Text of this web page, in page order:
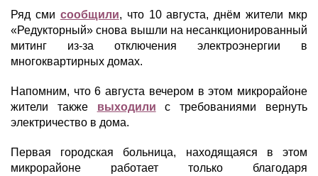
Ряд сми сообщили, что 10 августа, днём жители мкр
«Редукторный» снова вышли на несанкционированный
митинг из-за отключения электроэнергии в
многоквартирных домах.
Напомним, что 6 августа вечером в этом микрорайоне
жители также выходили
с требованиями вернуть
электричество в дома.
Первая городская больница, находящаяся в этом
микрорайоне работает только благодаря